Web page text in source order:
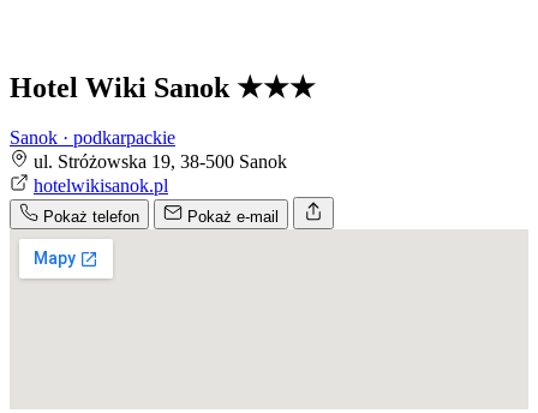
Hotel Wiki Sanok ★★★
Sanok · podkarpackie
ul. Stróżowska 19, 38-500 Sanok
hotelwikisanok.pl
Pokaż telefon Pokaż e-mail